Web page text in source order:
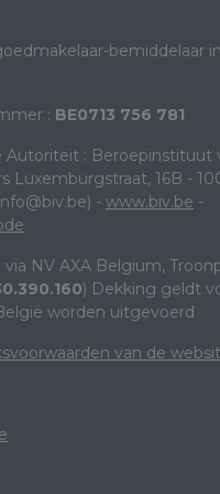
bemiddelaar
: BE0713 756 781
Autoriteit : Beroepinstituut
Luxemburgstraat, 16B -
- www.biv.be -
NV AXA Belgium,
) Dekking geldt
worden uitgevoerd
van de